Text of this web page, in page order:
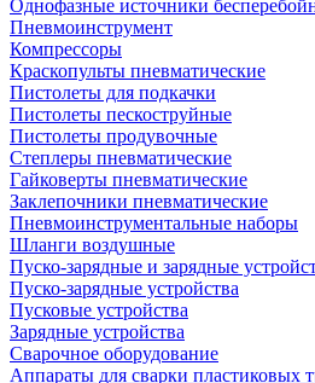
Однофазные источники
Пневмоинструмент
Компрессоры
Краскопульты пневматические
Пистолеты для подкачки
Пистолеты пескоструйные
Пистолеты продувочные
Степлеры пневматические
Гайковерты пневматические
Заклепочники пневматические
Пневмоинструментальные наборы
Шланги воздушные
Пуско-зарядные и зарядные
Пуско-зарядные устройства
Пусковые устройства
Зарядные устройства
Сварочное оборудование
Аппараты для сварки пластиковых